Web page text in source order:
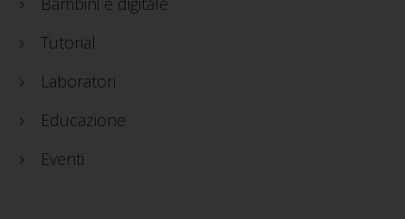
Tutorial
Laboratori
Educazione
Eventi